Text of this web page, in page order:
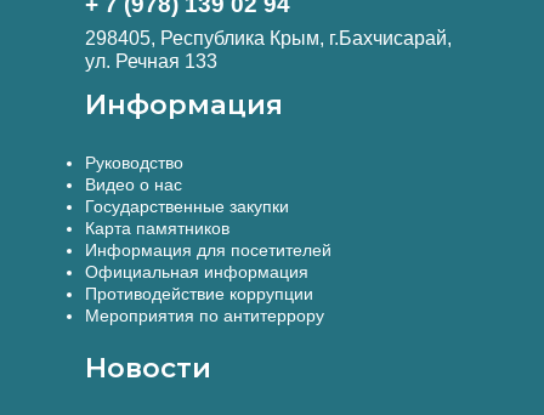
298405, Республика Крым, г.Бахчисарай,
ул. Речная 133
Информация
Руководство
Видео о нас
Государственные закупки
Карта памятников
Информация для посетителей
Официальная информация
Противодействие коррупции
Мероприятия по антитеррору
Новости